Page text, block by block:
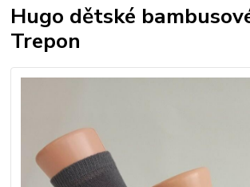
Hugo dětské
Trepon